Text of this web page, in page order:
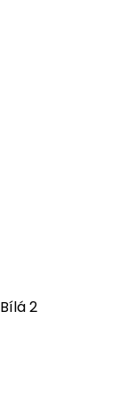
2